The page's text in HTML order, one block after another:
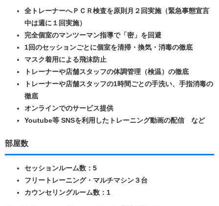
全トレーナーへＰＣＲ検査を原則月２回実施（緊急事態宣言
中は週に１回実施）
完全個室のマンツーマン指導で「密」を回避
1回のセッションごとに個室を清掃・換気・消毒の徹底
マスク着用による飛沫防止
トレーナーや店舗スタッフの体調管理（検温）の徹底
トレーナーや店舗スタッフの1時間ごとの手洗い、手指消毒の
徹底
オンラインでのサービス提供
Youtube等 SNSを利用したトレーニング動画の配信 など
部屋数
セッションルーム数：5
フリートレーニング・マルチマシン３台
カウンセリングルーム数：1